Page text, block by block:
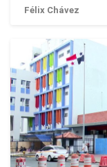
Félix Chávez